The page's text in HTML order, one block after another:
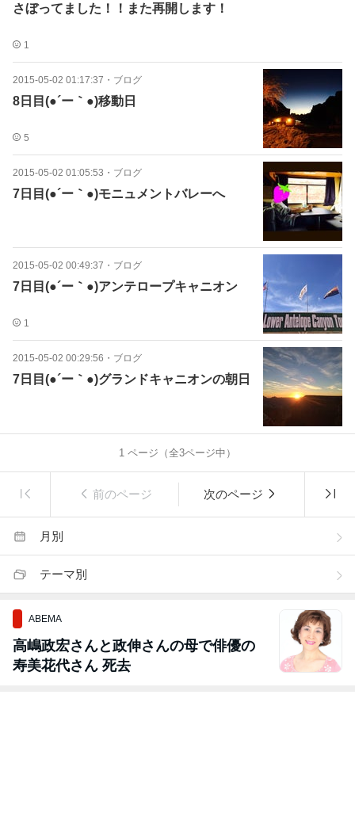
さぼってました！！また再開します！
1
2015-05-02 01:17:37 ・ ブログ
8日目(●´ー｀●)移動日
5
2015-05-02 01:05:53 ・ ブログ
7日目(●´ー｀●)モニュメントバレーへ
2015-05-02 00:49:37 ・ ブログ
7日目(●´ー｀●)アンテロープキャニオン
1
2015-05-02 00:29:56 ・ ブログ
7日目(●´ー｀●)グランドキャニオンの朝日
1 ページ（全3ページ中）
前のページ 次のページ
月別
テーマ別
ABEMA
高嶋政宏さんと政伸さんの母で俳優の
寿美花代さん 死去